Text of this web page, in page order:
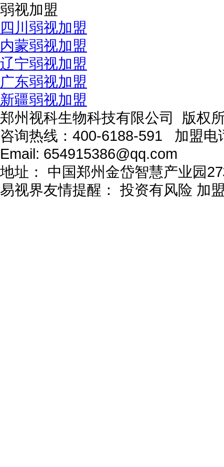
弱视加盟
四川弱视加盟
内蒙弱视加盟
辽宁弱视加盟
广东弱视加盟
新疆弱视加盟
郑州视科生物科技有限公司 版
咨询热线： 400-6188-591 加盟电
Email: 654915386@qq.com
地址：
中国郑州金岱智慧产业园
易视界友情提醒：
投资有风险 加